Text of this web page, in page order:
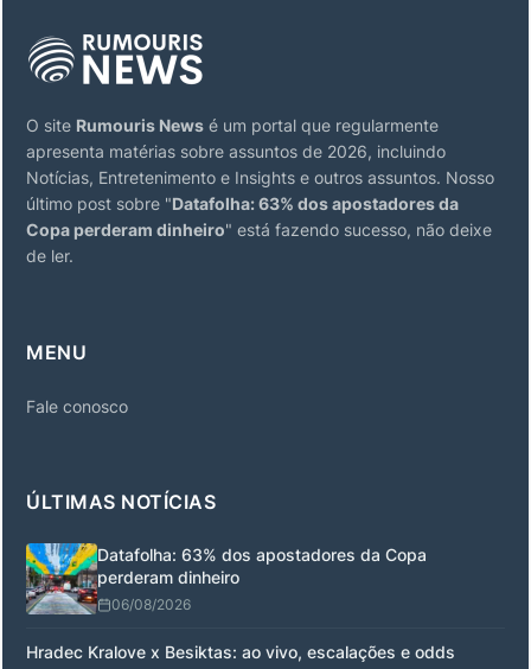
O site Rumouris News é um portal que regularmente
apresenta matérias sobre assuntos de 2026, incluindo
Notícias, Entretenimento e Insights e outros assuntos. Nosso
último post sobre "Datafolha: 63% dos apostadores da
Copa perderam dinheiro" está fazendo sucesso, não deixe
de ler.
MENU
Fale conosco
ÚLTIMAS NOTÍCIAS
Datafolha: 63% dos apostadores da Copa
perderam dinheiro
06/08/2026
Hradec Kralove x Besiktas: ao vivo, escalações e odds